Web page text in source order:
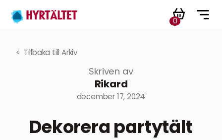
0
Tillbaka till Arkiv
Skriven av
Rikard
december 17, 2024
Dekorera partytält